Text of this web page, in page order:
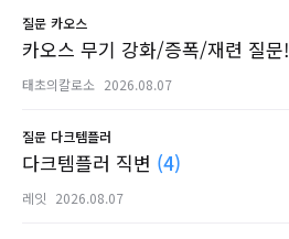
질문 카오스
카오스 무기 강화/증폭/재련 질문!
태초의칼로소 2026.08.07
질문 다크템플러
다크템플러 직변 (4)
레잇 2026.08.07